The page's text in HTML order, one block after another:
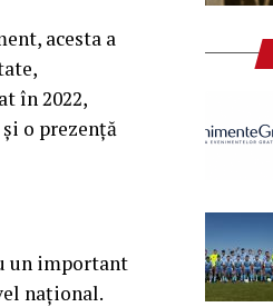
acesta a
în 2022,
o prezență
un important
național.